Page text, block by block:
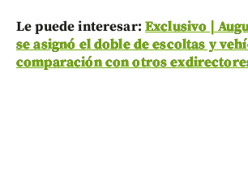
Le puede interesar: Exclusivo |
se asignó el doble de escoltas y
comparación con otros